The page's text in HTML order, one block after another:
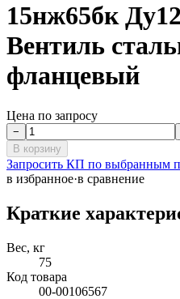
15нж65бк
Вентиль
фланцевый
Цена по запросу
−
В корзину
Запросить КП по выбранным
в избранное·в сравнение
Краткие
Вес, кг
75
Код товара
00-00106567